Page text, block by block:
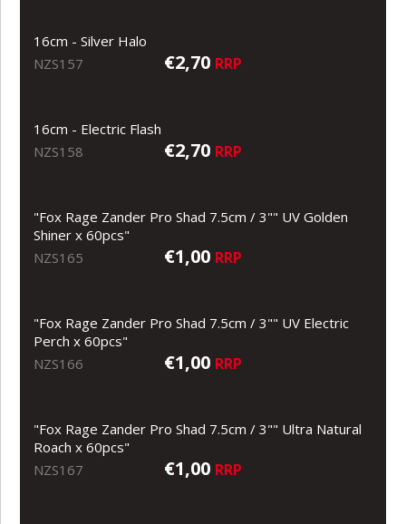
16cm - Silver Halo
NZS157
€2,70 RRP
16cm - Electric Flash
NZS158
€2,70 RRP
"Fox Rage Zander Pro Shad 7.5cm / 3"" UV Golden
Shiner x 60pcs"
NZS165
€1,00 RRP
"Fox Rage Zander Pro Shad 7.5cm / 3"" UV Electric
Perch x 60pcs"
NZS166
€1,00 RRP
"Fox Rage Zander Pro Shad 7.5cm / 3"" Ultra Natural
Roach x 60pcs"
NZS167
€1,00 RRP